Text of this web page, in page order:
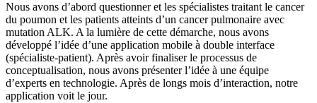
Nous avons d’abord questionner et les spécialistes traitant le cancer
du poumon et les patients atteints d’un cancer pulmonaire avec
mutation ALK. A la lumière de cette démarche, nous avons
développé l’idée d’une application mobile à double interface
(spécialiste-patient). Après avoir finaliser le processus de
conceptualisation, nous avons présenter l’idée à une équipe
d’experts en technologie. Après de longs mois d’interaction, notre
application voit le jour.